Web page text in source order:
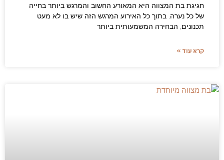
חגיגת בת המצווה היא המאורע החשוב והמרגש ביותר בחייה
של כל נערה. בתוך כל האירוע המרגש הזה שיש בו לא מעט
תכנונים, הבחירה המשמעותית ביותר
קרא עוד »